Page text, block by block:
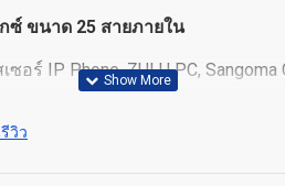
ซ์ ขนาด 25 สายภายใน
อร์ IP Phone, ZULU PC, Sangoma
วิว